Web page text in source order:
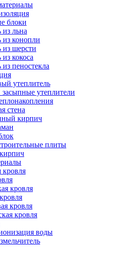
блоки
из льна
из конопли
из шерсти
кокоса
пеностекла
утеплитель
утеплители
стена
кирпич
плиты
кровля
кровля
кровля
кровля
воды